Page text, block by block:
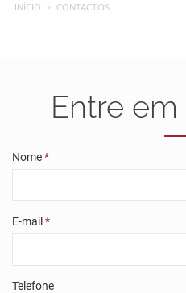
INÍCIO CONTACTOS
Entre
Nome*
E-mail *
Telefone